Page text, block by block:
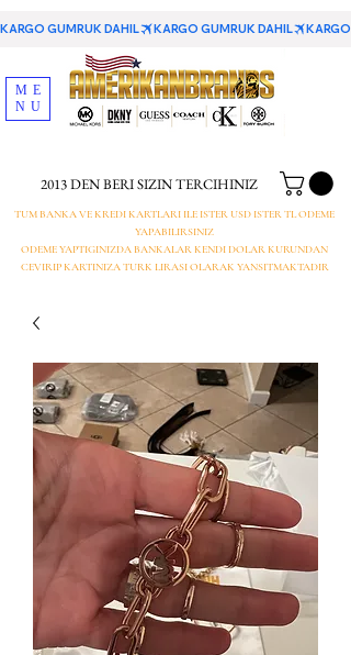
KARGO GUMRUK DAHIL
2013 DEN BERI SIZIN TERCIHINIZ
TUM BANKA VE KREDI KARTLARI ILE ISTER USD ISTER TL ODEME
YAPABILIRSINIZ
ODEME YAPTIGINIZDA BANKALAR KENDI DOLAR KURUNDAN
CEVIRIP KARTINIZA TURK LIRASI OLARAK YANSITMAKTADIR
ME
NU